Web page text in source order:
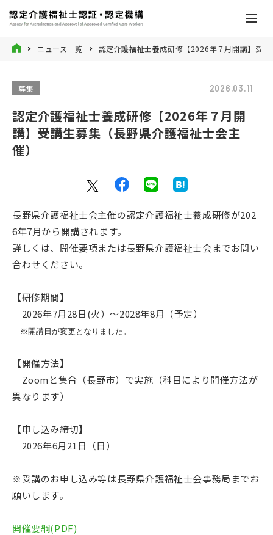
ニュース一覧 認定介護福祉士養成研修【2026年７月開講】受
募集 2026.03.11
認定介護福祉士養成研修【2026年７月開
講】受講生募集（長野県介護福祉士会主
催）
長野県介護福祉士会主催の認定介護福祉士養成研修が202
6年7月から開講されます。
詳しくは、 開催要項または長野県介護福祉士会までお問い
合わせ く ださい。
【研修期間】
2026年7月28日(火）～2028年8月 （予定）
※開講日が変更となりました。
【開催方法】
Zoomと集合 （長野市） で実施 （科目により開催方法が
異なります）
【申し込み締切】
2026年6月21 日（日）
※受講のお申し込み等は長野県介護福祉士会事務局までお
願いします。
開催要綱(PDF)